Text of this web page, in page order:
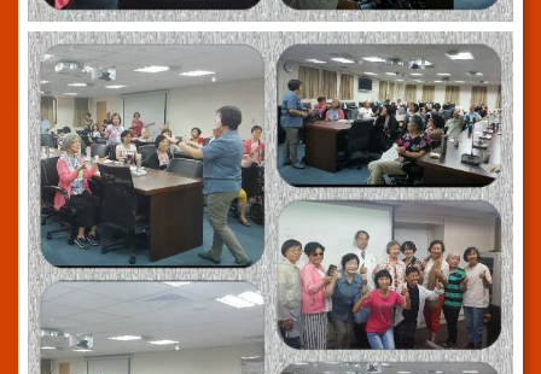
簡
介
健
康
資
訊
網
站
導
覽
回
首